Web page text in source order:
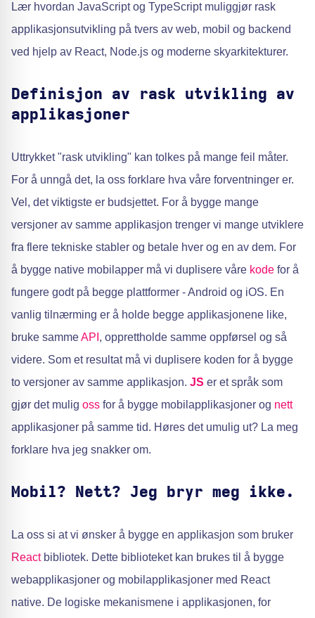
Lær hvordan JavaScript og TypeScript muliggjør rask
applikasjonsutvikling på tvers av web, mobil og backend
ved hjelp av React, Node.js og moderne skyarkitekturer.
Definisjon av rask utvikling av
applikasjoner
Uttrykket "rask utvikling" kan tolkes på mange feil måter.
For å unngå det, la oss forklare hva våre forventninger er.
Vel, det viktigste er budsjettet. For å bygge mange
versjoner av samme applikasjon trenger vi mange utviklere
fra flere tekniske stabler og betale hver og en av dem. For
å bygge native mobilapper må vi duplisere våre kode for å
fungere godt på begge plattformer - Android og iOS. En
vanlig tilnærming er å holde begge applikasjonene like,
bruke sammeAPI , opprettholde samme oppførsel og så
videre. Som et resultat må vi duplisere koden for å bygge
to versjoner av samme applikasjon. JS er et språk som
gjør det mulig oss for å bygge mobilapplikasjoner og nett
applikasjoner på samme tid. Høres det umulig ut? La meg
forklare hva jeg snakker om.
Mobil? Nett? Jeg bryr meg ikke.
La oss si at vi ønsker å bygge en applikasjon som bruker
Reactbibliotek. Dette biblioteket kan brukes til å bygge
webapplikasjoner og mobilapplikasjoner med React
native. De logiske mekanismene i applikasjonen, for